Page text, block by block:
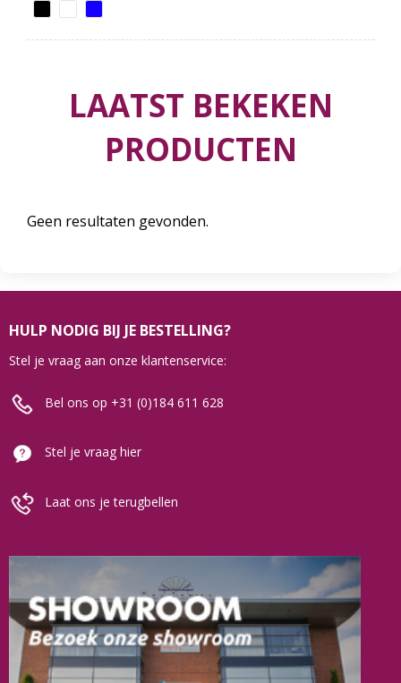
LAATST BEKEKEN
PRODUCTEN
Geen resultaten gevonden.
HULP NODIG BIJ JE BESTELLING?
Stel je vraag aan onze klantenservice:
Bel ons op +31 (0)184 611 628
Stel je vraag hier
Laat ons je terugbellen